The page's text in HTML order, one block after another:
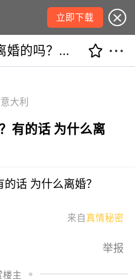
立即下载
你们身边有离婚的吗？有的话 为什么离婚？
大利
有的话 为什么离
话 为什么离婚？
来自真情秘密
举报
楼主